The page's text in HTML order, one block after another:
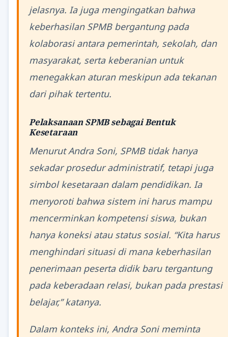
jelasnya. Ia juga mengingatkan bahwa
keberhasilan SPMB bergantung pada
kolaborasi antara pemerintah, sekolah, dan
masyarakat, serta keberanian untuk
menegakkan aturan meskipun ada tekanan
dari pihak tertentu.
Pelaksanaan SPMB sebagai Bentuk
Kesetaraan
Menurut Andra Soni, SPMB tidak hanya
sekadar prosedur administratif, tetapi juga
simbol kesetaraan dalam pendidikan. Ia
menyoroti bahwa sistem ini harus mampu
mencerminkan kompetensi siswa, bukan
hanya koneksi atau status sosial. “Kita harus
menghindari situasi di mana keberhasilan
penerimaan peserta didik baru tergantung
pada keberadaan relasi, bukan pada prestasi
belajar,” katanya.
Dalam konteks ini, Andra Soni meminta